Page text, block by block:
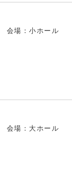
会場：小ホール
会場：大ホール